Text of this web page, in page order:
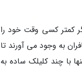
کمتر کسی وقت خود را
به وجود می آورند تا
با چند کلیلک ساده به